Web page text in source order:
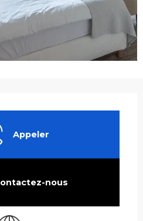
Appeler
nous